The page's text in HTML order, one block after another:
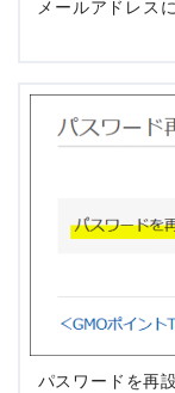
メールアドレス
パスワードを再